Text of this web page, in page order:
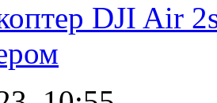
DJI Air